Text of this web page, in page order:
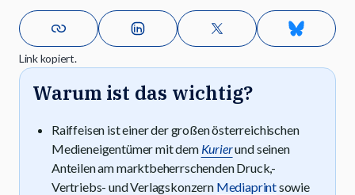
Link kopiert.
Warum ist das wichtig?
Raiffeisen ist einer der großen österreichischen
Medieneigentümer mit dem Kurierund seinen
Anteilen am marktbeherrschenden Druck,-
Vertriebs- und Verlagskonzern Mediaprintsowie